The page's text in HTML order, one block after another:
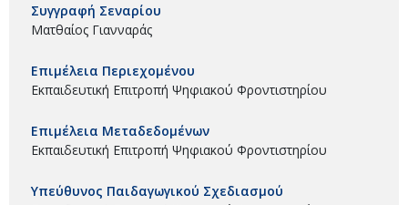
Συγγραφή Σεναρίου
Ματθαίος Γιανναράς
Επιμέλεια Περιεχομένου
Εκπαιδευτική Επιτροπή Ψηφιακού Φροντιστηρίου
Επιμέλεια Μεταδεδομένων
Εκπαιδευτική Επιτροπή Ψηφιακού Φροντιστηρίου
Υπεύθυνος Παιδαγωγικού Σχεδιασμού